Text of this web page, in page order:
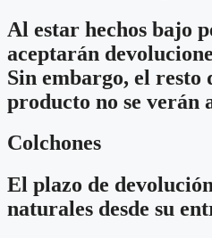
Al estar hechos bajo
aceptarán
Sin embargo, el resto
producto no se verán
Colchones
El plazo de
naturales desde su